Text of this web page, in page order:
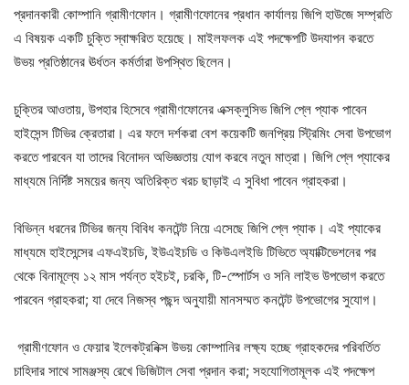
প্রদানকারী কোম্পানি গ্রামীণফোন। গ্রামীণফোনের প্রধান কার্যালয় জিপি হাউজে সম্প্রতি
এ বিষয়ক একটি চুক্তি স্বাক্ষরিত হয়েছে। মাইলফলক এই পদক্ষেপটি উদযাপন করতে
উভয় প্রতিষ্ঠানের ঊর্ধতন কর্মর্তারা উপস্থিত ছিলেন।
চুক্তির আওতায়, উপহার হিসেবে গ্রামীণফোনের এক্সক্লুসিভ জিপি প্লে প্যাক পাবেন
হাইসেন্স টিভির ক্রেতারা। এর ফলে দর্শকরা বেশ কয়েকটি জনপ্রিয় স্ট্রিমিং সেবা উপভোগ
করতে পারবেন যা তাদের বিনোদন অভিজ্ঞতায় যোগ করবে নতুন মাত্রা। জিপি প্লে প্যাকের
মাধ্যমে নির্দিষ্ট সময়ের জন্য অতিরিক্ত খরচ ছাড়াই এ সুবিধা পাবেন গ্রাহকরা।
বিভিন্ন ধরনের টিভির জন্য বিবিধ কনটেন্ট নিয়ে এসেছে জিপি প্লে প্যাক। এই প্যাকের
মাধ্যমে হাইসেন্সের এফএইচডি, ইউএইচডি ও কিউএলইডি টিভিতে অ্যাক্টিভেশনের পর
থেকে বিনামূল্যে ১২ মাস পর্যন্ত হইচই, চরকি, টি-স্পোর্টস ও সনি লাইভ উপভোগ করতে
পারবেন গ্রাহকরা; যা দেবে নিজস্ব পছন্দ অনুযায়ী মানসম্মত কনটেন্ট উপভোগের সুযোগ।
গ্রামীণফোন ও ফেয়ার ইলেকট্রনিক্স উভয় কোম্পানির লক্ষ্য হচ্ছে গ্রাহকদের পরিবর্তিত
চাহিদার সাথে সামঞ্জস্য রেখে ডিজিটাল সেবা প্রদান করা; সহযোগিতামূলক এই পদক্ষেপ